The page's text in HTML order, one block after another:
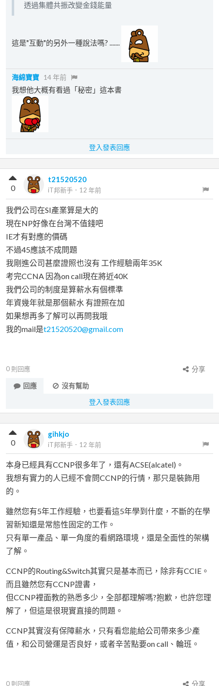
透過集體共振改變金錢能量
這是"互動"的另外一種說法嗎? .......
海綿寶寶 14 年前
我想他大概有看過「秘密」這本書
登入發表回應
t21520520
iT邦新手 ． 12 年前
0
我們公司在SI產業算是大的
現在NP好像在台灣不值錢吧
IE才有對應的價碼
不過45應該不成問題
我剛進公司甚麼證照也沒有 工作經驗兩年35K
考完CCNA 因為on call現在將近40K
我們公司的制度是算薪水有個標準
年資幾年就是那個薪水 有證照在加
如果想再多了解可以再問我哦
我的mail是t21520520@gmail.com
0 則回應
分享
回應
沒有幫助
登入發表回應
gihkjo
iT邦新手 ． 12 年前
0
本身已經具有CCNP很多年了，還有ACSE(alcatel)。
我想有實力的人已經不會問CCNP的行情，那只是裝飾用
的。
雖然您有5年工作經驗，也要看這5年學到什麼，不斷的在學
習新知還是常態性固定的工作。
只有單一產品、單一角度的看網路環境，還是全面性的架構
了解。
CCNP的Routing&Switch其實只是基本而已，除非有CCIE。
而且雖然您有CCNP證書，
但CCNP裡面教的熟悉多少，全部都理解嗎?抱歉，也許您理
解了，但這是很現實直接的問題。
CCNP其實沒有保障薪水，只有看您能給公司帶來多少產
值，和公司營運是否良好，或者辛苦點要on call、輪班。
0 則回應 分享